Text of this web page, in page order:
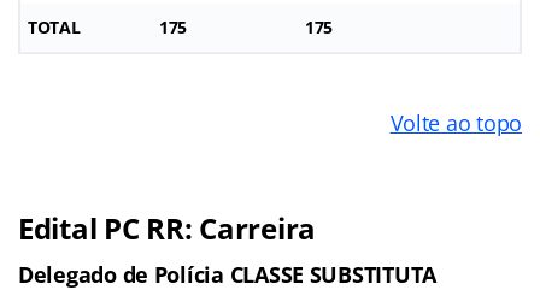
TOTAL 175 175
Volte ao topo
Edital PC RR: Carreira
Delegado de Polícia CLASSE SUBSTITUTA